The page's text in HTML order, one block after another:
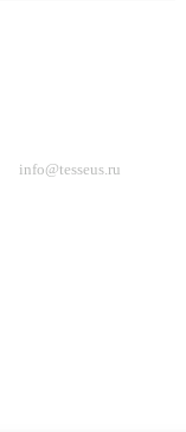
info@tesseus.ru